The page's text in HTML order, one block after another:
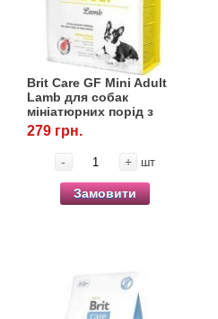
Brit Care GF Mini Adult
Lamb для собак
мініатюрних порід з
ягнятиною, 400 г
279 грн.
- + шт
Замовити